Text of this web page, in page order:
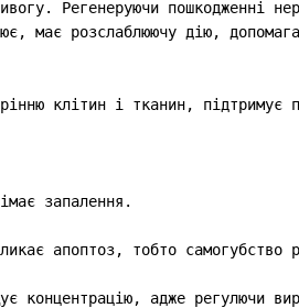
Регенеруючи пошкодженні
має розслаблюючу дію,
клітин і тканин, підтримує
запалення.
апоптоз, тобто самогубство
концентрацію, адже регулючи